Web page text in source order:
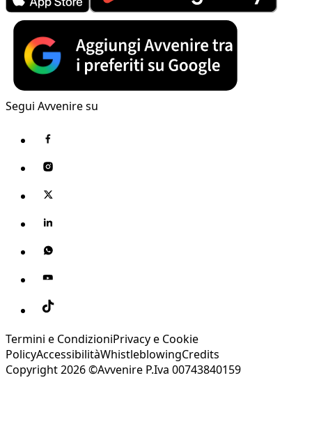
Segui Avvenire su
Termini e CondizioniPrivacy e Cookie
PolicyAccessibilitàWhistleblowingCredits
Copyright 2026 ©Avvenire P.Iva 00743840159